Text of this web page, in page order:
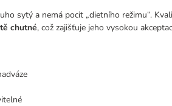
sytý a nemá pocit „dietního režimu“.
chutné, což zajišťuje jeho vysokou